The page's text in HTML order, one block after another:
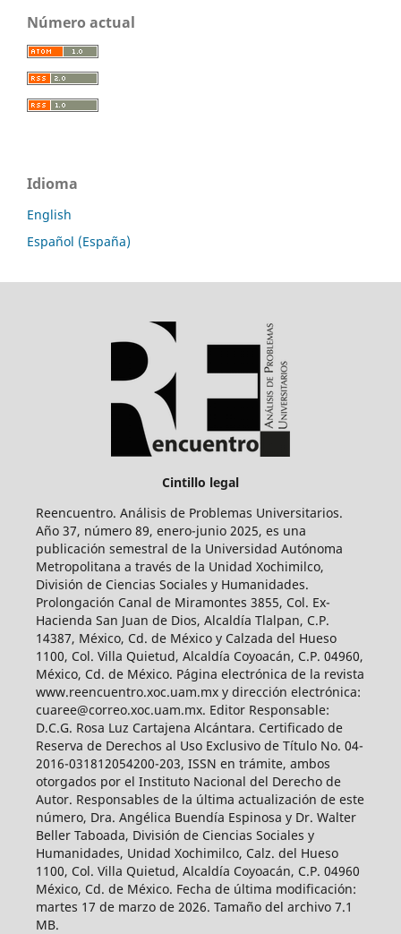
Número actual
Idioma
English
Español (España)
Cintillo legal
Reencuentro. Análisis de Problemas Universitarios.
Año 37, número 89, enero-junio 2025, es una
publicación semestral de la Universidad Autónoma
Metropolitana a través de la Unidad Xochimilco,
División de Ciencias Sociales y Humanidades.
Prolongación Canal de Miramontes 3855, Col. Ex-
Hacienda San Juan de Dios, Alcaldía Tlalpan, C.P.
14387, México, Cd. de México y Calzada del Hueso
1100, Col. Villa Quietud, Alcaldía Coyoacán, C.P. 04960,
México, Cd. de México. Página electrónica de la revista
www.reencuentro.xoc.uam.mx y dirección electrónica:
cuaree@correo.xoc.uam.mx. Editor Responsable:
D.C.G. Rosa Luz Cartajena Alcántara. Certificado de
Reserva de Derechos al Uso Exclusivo de Título No. 04-
2016-031812054200-203, ISSN en trámite, ambos
otorgados por el Instituto Nacional del Derecho de
Autor. Responsables de la última actualización de este
número, Dra. Angélica Buendía Espinosa y Dr. Walter
Beller Taboada, División de Ciencias Sociales y
Humanidades, Unidad Xochimilco, Calz. del Hueso
1100, Col. Villa Quietud, Alcaldía Coyoacán, C.P. 04960
México, Cd. de México. Fecha de última modificación:
martes 17 de marzo de 2026. Tamaño del archivo 7.1
MB.